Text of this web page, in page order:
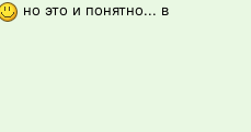
но это и понятно... в